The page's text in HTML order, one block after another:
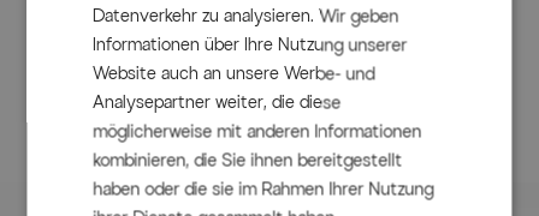
Breite (cm) 42.000000
Höhe (cm) 38.000000
Hauptfarbe Grün
Datenverkehr zu analysieren. Wir geben
Informationen über Ihre Nutzung unserer
Website auch an unsere Werbe- und
Analysepartner weiter, die diese
möglicherweise mit anderen Informationen
kombinieren, die Sie ihnen bereitgestellt
haben oder die sie im Rahmen Ihrer Nutzung